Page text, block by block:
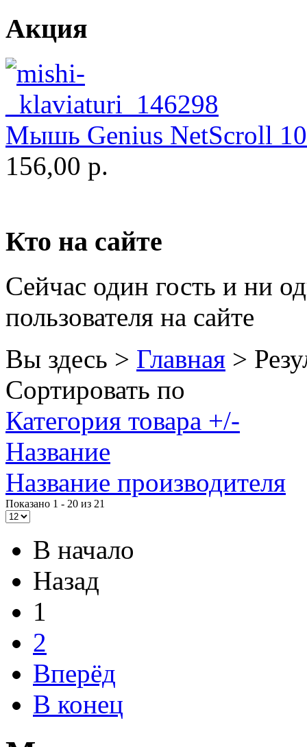
Gigabyte
Globex
Goclever
Golden field (3)
Grand
Hp(16)
Hq-tech(1)
Htc
Htpc
Huawei
Ideazon(2)
Impression
Intel
Kme
Lenovo
Logicfox
Logicpower
Logitech
Majesty
Manhattan
Maxxtro
Акция
Мышь Genius NetScroll
156,00 р.
Кто на сайте
Сейчас один гость и ни
пользователя на сайте
Вы здесь > Главная >
Сортировать по
Категория товара +/-
Название
Название производителя
Показано 1 - 20 из 21
В начало
Назад
1
2
Вперёд
В конец